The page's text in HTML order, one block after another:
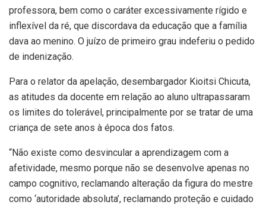
professora, bem como o caráter excessivamente rígido e
inflexível da ré, que discordava da educação que a família
dava ao menino. O juízo de primeiro grau indeferiu o pedido
de indenização.
Para o relator da apelação, desembargador Kioitsi Chicuta,
as atitudes da docente em relação ao aluno ultrapassaram
os limites do tolerável, principalmente por se tratar de uma
criança de sete anos à época dos fatos.
“Não existe como desvincular a aprendizagem com a
afetividade, mesmo porque não se desenvolve apenas no
campo cognitivo, reclamando alteração da figura do mestre
como ‘autoridade absoluta’, reclamando proteção e cuidado